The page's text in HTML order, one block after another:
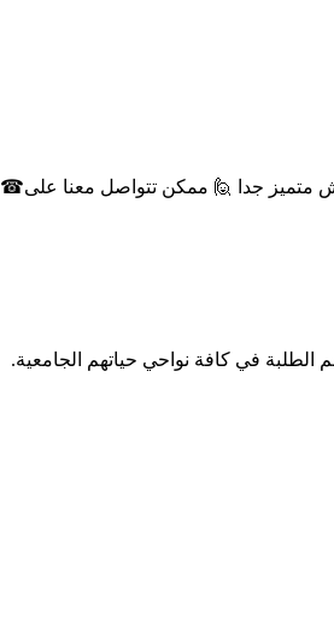
01146679075 ☎ 🏃او تشرفنا في ٣ ميدان باب الشعريه
في كافة نواحي حياتهم الجامعية.